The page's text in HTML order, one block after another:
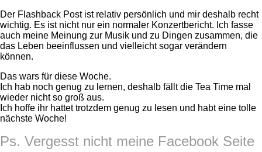
Der Flashback Post ist relativ persönlich und mir deshalb recht
wichtig. Es ist nicht nur ein normaler Konzertbericht. Ich fasse
auch meine Meinung zur Musik und zu Dingen zusammen, die
das Leben beeinflussen und vielleicht sogar verändern
können.
Das wars für diese Woche.
Ich hab noch genug zu lernen, deshalb fällt die Tea Time mal
wieder nicht so groß aus.
Ich hoffe ihr hattet trotzdem genug zu lesen und habt eine tolle
nächste Woche!
Ps. Vergesst nicht meine Facebook Seite